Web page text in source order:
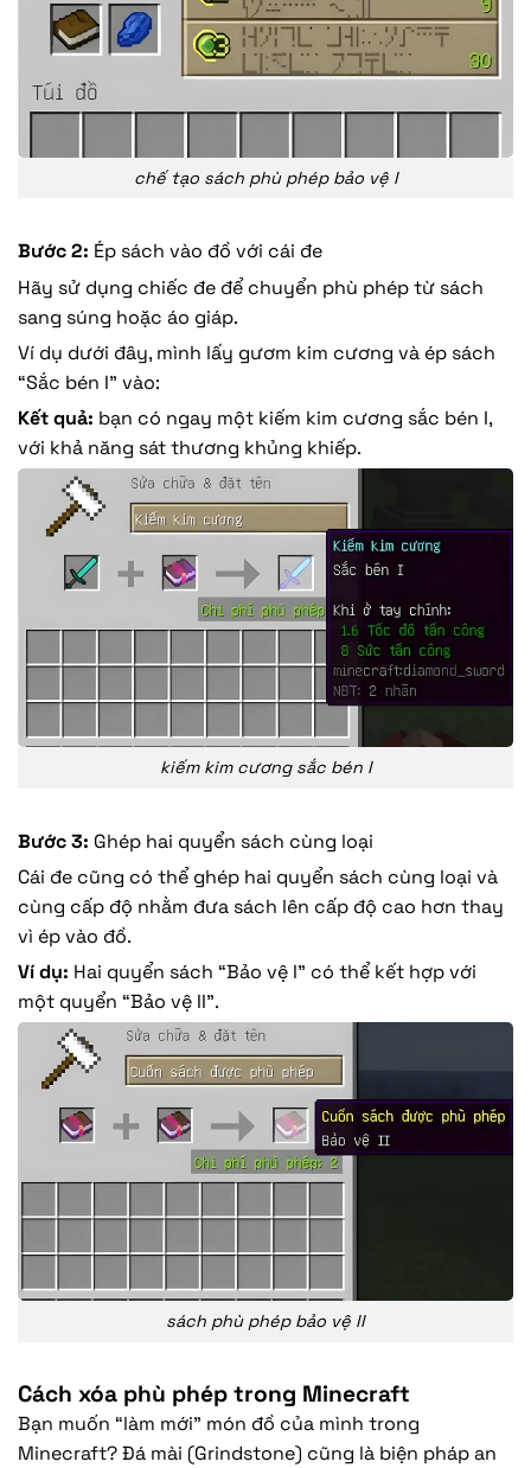
chế tạo sách phù phép bảo vệ I
Bước 2: Ép sách vào đồ với cái đe
Hãy sử dụng chiếc đe để chuyển phù phép từ sách
sang súng hoặc áo giáp.
Ví dụ dưới đây, mình lấy gươm kim cương và ép sách
“Sắc bén I” vào:
Kết quả: bạn có ngay một kiếm kim cương sắc bén I,
với khả năng sát thương khủng khiếp.
kiếm kim cương sắc bén I
Bước 3: Ghép hai quyển sách cùng loại
Cái đe cũng có thể ghép hai quyển sách cùng loại và
cùng cấp độ nhằm đưa sách lên cấp độ cao hơn thay
vì ép vào đồ.
Ví dụ: Hai quyển sách “Bảo vệ I” có thể kết hợp với
một quyển “Bảo vệ II”.
sách phù phép bảo vệ II
Cách xóa phù phép trong Minecraft
Bạn muốn “làm mới” món đồ của mình trong
Minecraft? Đá mài (Grindstone) cũng là biện pháp an